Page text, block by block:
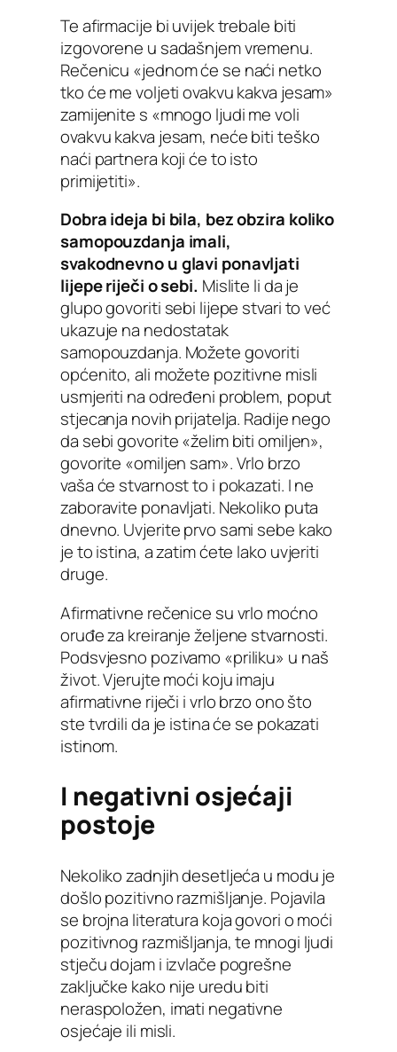
Te afirmacije bi uvijek trebale biti
izgovorene u sadašnjem vremenu.
Rečenicu «jednom će se naći netko
tko će me voljeti ovakvu kakva jesam»
zamijenite s «mnogo ljudi me voli
ovakvu kakva jesam, neće biti teško
naći partnera koji će to isto
primijetiti».
Dobra ideja bi bila, bez obzira koliko
samopouzdanja imali,
svakodnevno u glavi ponavljati
lijepe riječi o sebi. Mislite li da je
glupo govoriti sebi lijepe stvari to već
ukazuje na nedostatak
samopouzdanja. Možete govoriti
općenito, ali možete pozitivne misli
usmjeriti na određeni problem, poput
stjecanja novih prijatelja. Radije nego
da sebi govorite «želim biti omiljen»,
govorite «omiljen sam». Vrlo brzo
vaša će stvarnost to i pokazati. I ne
zaboravite ponavljati. Nekoliko puta
dnevno. Uvjerite prvo sami sebe kako
je to istina, a zatim ćete lako uvjeriti
druge.
Afirmativne rečenice su vrlo moćno
oruđe za kreiranje željene stvarnosti.
Podsvjesno pozivamo «priliku» u naš
život. Vjerujte moći koju imaju
afirmativne riječi i vrlo brzo ono što
ste tvrdili da je istina će se pokazati
istinom.
I negativni osjećaji
postoje
Nekoliko zadnjih desetljeća u modu je
došlo pozitivno razmišljanje. Pojavila
se brojna literatura koja govori o moći
pozitivnog razmišljanja, te mnogi ljudi
stječu dojam i izvlače pogrešne
zaključke kako nije uredu biti
neraspoložen, imati negativne
osjećaje ili misli.